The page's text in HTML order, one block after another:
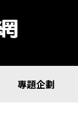
專題企劃